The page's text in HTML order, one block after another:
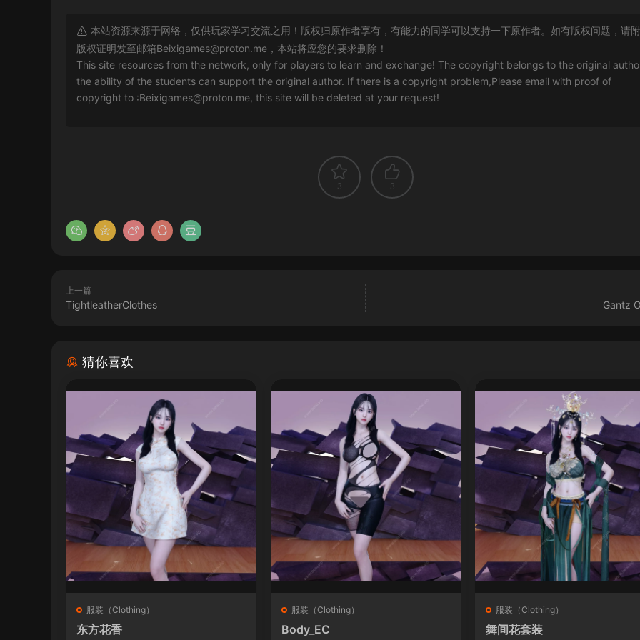
本站资源来源于网络，仅供玩家学习交流之用！版权归原作者享有，有能力的同学可以支持一下原作者。如有版权问题，请
版权证明发至邮箱Beixigames@proton.me ，本站将应您的要求删除！
This site resources from the network, only for players to learn and exchange! The copyright belongs to the original
the ability of the students can support the original author. If there is a copyright problem,Please email with proof of
copyright to :Beixigames@proton.me, this site will be deleted at your request!
3 3
上一篇
TightleatherClothes Gantz
猜你喜欢
服装（Clothing）
东方花香
服装（Clothing）
Body_EC
服装（Clothing）
舞间花套装